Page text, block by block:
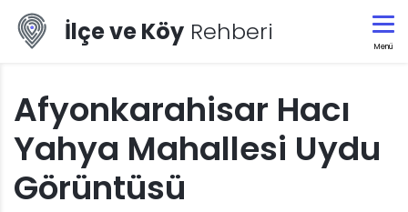
İlçe ve Köy Rehberi
Menü
Afyonkarahisar Hacı
Yahya Mahallesi Uydu
Görüntüsü